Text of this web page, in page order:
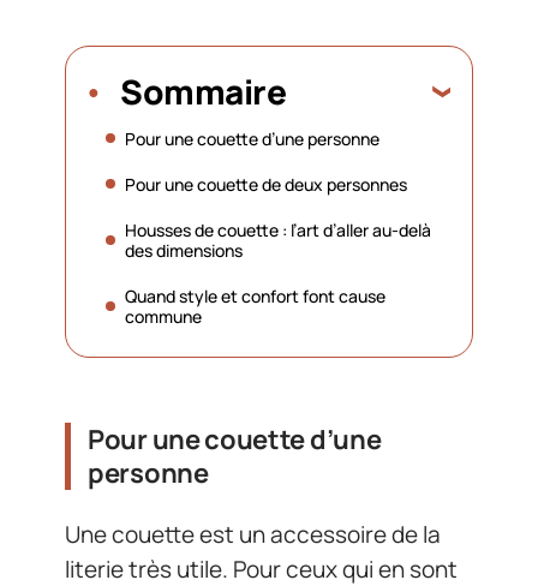
Sommaire
Pour une couette d’une personne
Pour une couette de deux personnes
Housses de couette : l’art d’aller au-delà
des dimensions
Quand style et confort font cause
commune
Pour une couette d’une
personne
Une couette est un accessoire de la
literie très utile. Pour ceux qui en sont